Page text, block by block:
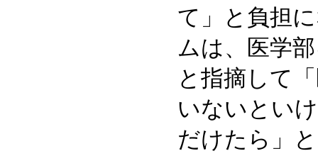
て」と負担
ムは、医学
と指摘して
いないとい
だけたら」